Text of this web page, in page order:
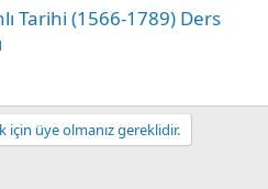
Tarihi (1566-1789) Ders
için üye olmanız gereklidir.